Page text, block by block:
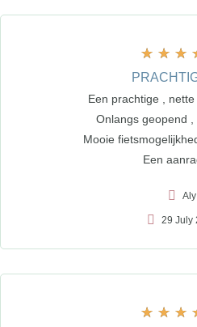
★ ★ ★
Een prachtige , nette
Onlangs geopend ,
Mooie
Een
Aly
29 July
★ ★ ★